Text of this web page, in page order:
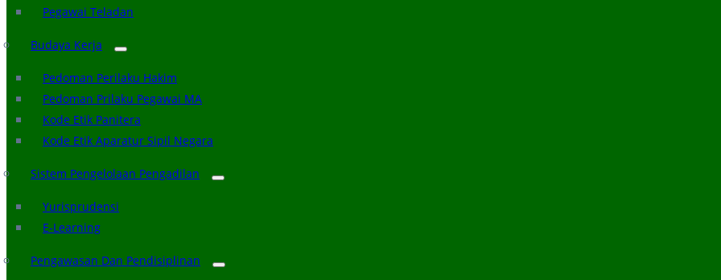
Pegawai Teladan
Budaya Kerja
Pedoman Perilaku Hakim
Pedoman Prilaku Pegawai MA
Kode Etik Panitera
Kode Etik Aparatur Sipil Negara
Sistem Pengelolaan Pengadilan
Yurisprudensi
E-Learning
Pengawasan Dan Pendisiplinan